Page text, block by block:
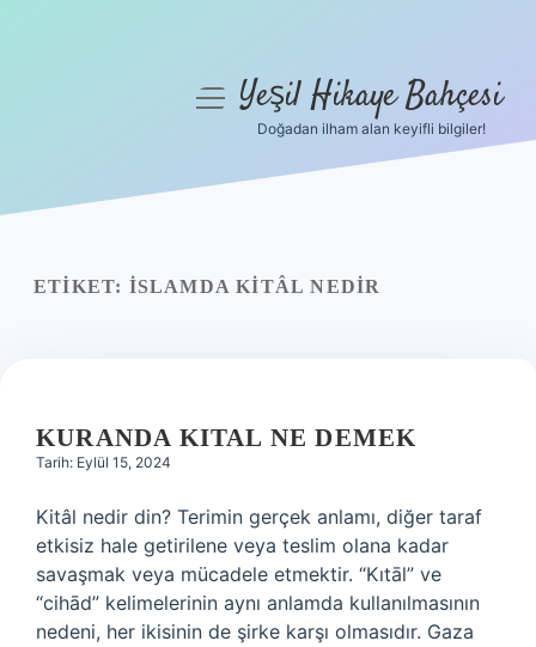
Yasal Uyarı
menüyüYeşil Hikaye Bahçesi
Doğadan ilham alan keyifli bilgiler!
ETIKET: İSLAMDA KITÂL NEDIR
KURANDA KITAL NE DEMEK
Tarih: Eylül 15, 2024
Kitâl nedir din? Terimin gerçek anlamı, diğer taraf
etkisiz hale getirilene veya teslim olana kadar
savaşmak veya mücadele etmektir. “Kıtāl” ve
“cihād” kelimelerinin aynı anlamda kullanılmasının
nedeni, her ikisinin de şirke karşı olmasıdır. Gaza